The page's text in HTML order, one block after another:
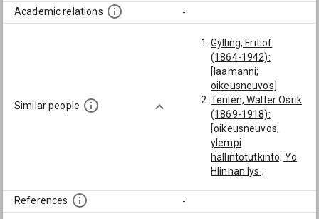
Academic relations -
Similar people
Gylling, Fritiof
(1864-1942):
[laamanni;
oikeusneuvos]
Tenlén, Walter Osrik
(1869-1918):
[oikeusneuvos;
ylempi
hallintotutkinto; Yo
Hlinnan lys.;
Roslöf (→ Arvekari),
References -